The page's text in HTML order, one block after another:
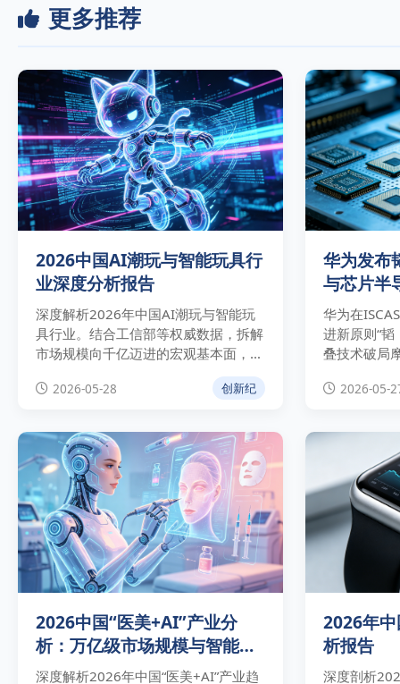
更多推荐
2026中国AI潮玩与智能玩具行
业深度分析报告
深度解析2026年中国AI潮玩与智能玩
具行业。结合工信部等权威数据，拆解
市场规模向千亿迈进的宏观基本面，分
析奥飞娱乐等巨头“自有IP+AI”的商业
实操路径与技术合规壁垒。
2026-05-28 创新纪
华为发布
与芯片半
华为在
进新原则“韬
叠技术破局
破及中美科
2026-05-
2026中国“医美+AI”产业分
析：万亿级市场规模与智能化
合规路径
深度解析2026年中国“医美+AI”产业趋
2026年
析报告
深度剖析